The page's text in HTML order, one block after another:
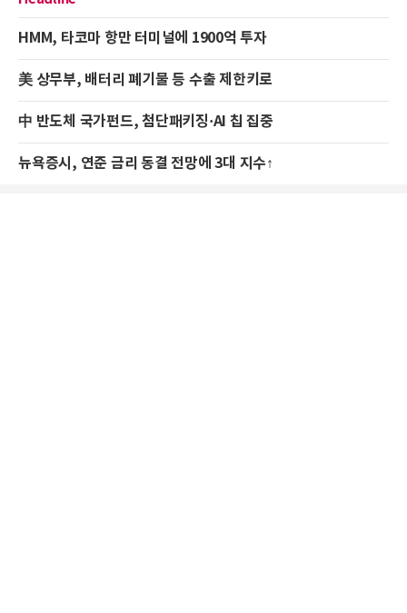
HMM, 타코마 항만 터미널에 1900억 투자
美 상무부, 배터리 폐기물 등 수출 제한키로
中 반도체 국가펀드, 첨단패키징·AI 칩 집중
뉴욕증시, 연준 금리 동결 전망에 3대 지수↑